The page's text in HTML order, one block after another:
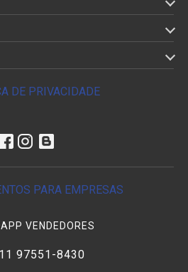
DE PRIVACIDADE
PARA EMPRESAS
VENDEDORES
11 97551-8430